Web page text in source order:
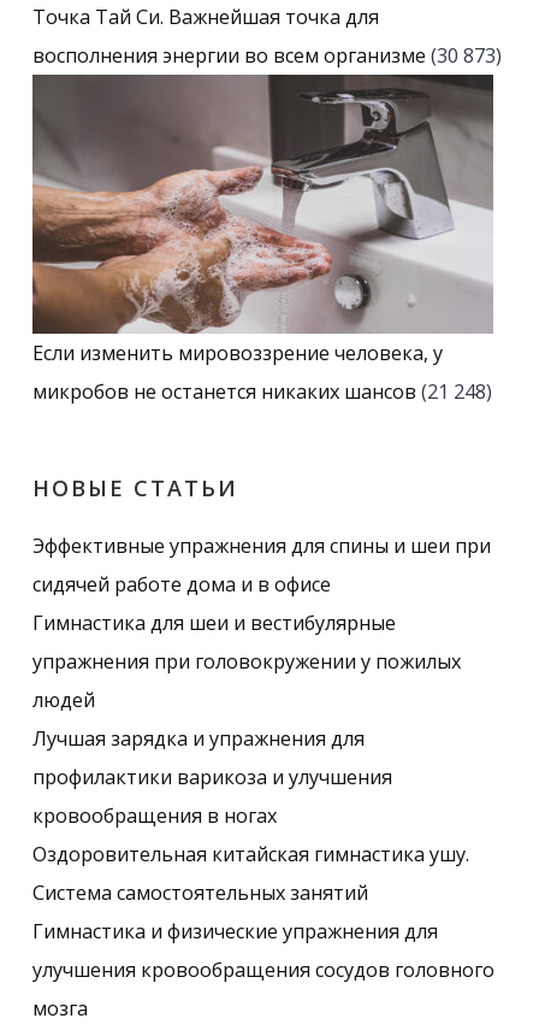
Точка Тай Си. Важнейшая точка для
восполнения энергии во всем организме (30 873)
Если изменить мировоззрение человека, у
микробов не останется никаких шансов (21 248)
НОВЫЕ СТАТЬИ
Эффективные упражнения для спины и шеи при
сидячей работе дома и в офисе
Гимнастика для шеи и вестибулярные
упражнения при головокружении у пожилых
людей
Лучшая зарядка и упражнения для
профилактики варикоза и улучшения
кровообращения в ногах
Оздоровительная китайская гимнастика ушу.
Система самостоятельных занятий
Гимнастика и физические упражнения для
улучшения кровообращения сосудов головного
мозга